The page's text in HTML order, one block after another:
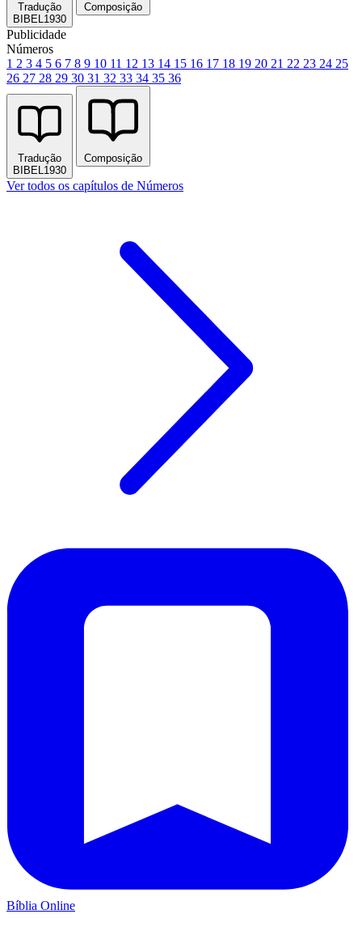
Tradução
BIBEL1930
Composição
Publicidade
Números
1 2 3 4 5 6 7 8 9 10 11 12 13 14 15 16 17 18 19 20 21 22 23 24 25
26 27 28 29 30 31 32 33 34 35 36
Tradução
BIBEL1930
Composição
Ver todos os capítulos de Números
Bíblia Online